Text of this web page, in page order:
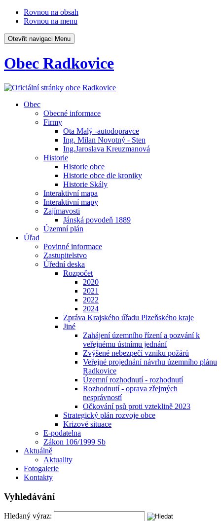
Rovnou na obsah
Rovnou na menu
Otevřit navigaci Menu
Obec Radkovice
Obec
Obecné informace
Firmy
Ota Malý -autodopravce
Ing. Milan Novotný - Sten
Ing.Jaroslava Kreuzmanová
Historie
Historie obce
Historie obce dle kroniky
Historie Skály
Interaktivní mapa
Interaktivní mapy
Zajímavosti
Jánská povodeň 1889
Územní plán
Úřad
Povinné informace
Zastupitelstvo
Úřední deska
Rozpočet
2020
2021
2022
2024
Zpráva Krajského úřadu Plzeňského kraje
Jiné
Zahájení územního řízení a pozvání k
veřejnému ústnímu jednání
Zvýšené nebezpečí vzniku požárů
Veřejné projednání návrhu územního plánu
Radkovice
Územní rozhodnutí - rozhodnutí
Rozhodnutí - oprava zřejmých
nesprávností
Očkování psů proti vzteklině 2023
Strategický plán rozvoje obce
Krizové situace
E-podatelna
Zákon 106/1999 Sb
Aktuálně
Aktuality
Fotogalerie
Kontakty
Vyhledávání
Hledaný výraz: